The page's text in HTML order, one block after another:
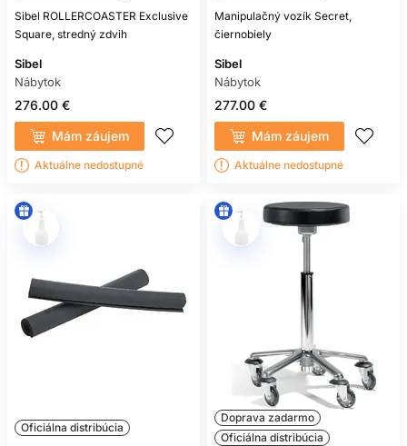
Sibel ROLLERCOASTER Exclusive
Square, stredný zdvih
Sibel
Nábytok
276.00 €
Mám záujem
Aktuálne nedostupné
Manipulačný vozík Secret,
čiernobiely
Sibel
Nábytok
277.00 €
Mám záujem
Aktuálne nedostupné
Oficiálna distribúcia
Doprava zadarmo
Oficiálna distribúcia